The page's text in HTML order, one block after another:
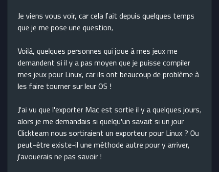
Je viens vous voir, car cela fait depuis quelques temps
que je me pose une question,
Voilà, quelques personnes qui joue à mes jeux me
demandent si il y a pas moyen que je puisse compiler
mes jeux pour Linux, car ils ont beaucoup de problème à
les faire tourner sur leur OS !
J'ai vu que l'exporter Mac est sortie il y a quelques jours,
alors je me demandais si quelqu'un savait si un jour
Clickteam nous sortiraient un exporteur pour Linux ? Ou
peut-être existe-il une méthode autre pour y arriver,
j'avouerais ne pas savoir !